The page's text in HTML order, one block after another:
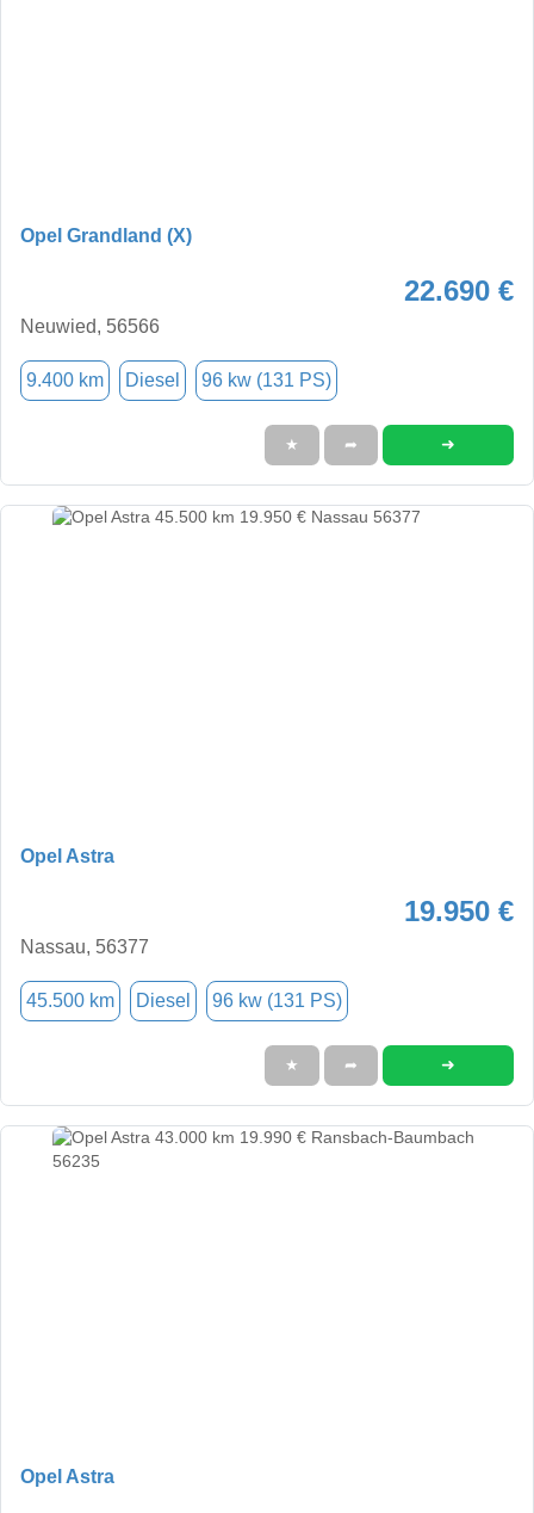
Opel Grandland (X)
22.690 €
Neuwied, 56566
9.400 km Diesel 96 kw (131 PS)
★ ➦ ➜
Opel Astra
19.950 €
Nassau, 56377
45.500 km Diesel 96 kw (131 PS)
★ ➦ ➜
Opel Astra